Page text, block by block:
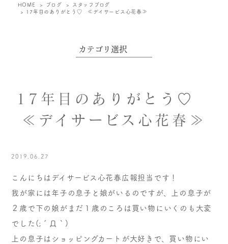
HOME ブログ
スタッフブログ
17年目のありがとう♡ ≪デイサービス心花春≫
17年目のありがとう♡
≪デイサービス心花春≫
2019.06.27
こんにちはデイサービス心花春広報担当です！
我が家には年子の息子と娘がいるのですが、上の息子が
２歳で下の娘がまだ１歳のころは買い物にいくのも大変
でした(;´Д｀)
上の息子はショッピングカートが大好きで、買い物にい